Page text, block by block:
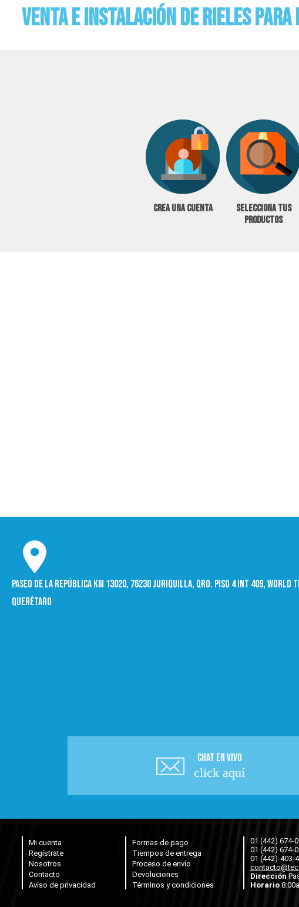
Venta e Instalación de Rieles para
Crea una cuenta
Selecciona tus
productos
Paseo de la República Km 13020, 76230 Juriquilla, Qro. Piso 4 int 409, World
Querétaro
CHAT EN VIVO
click aquí
Mi cuenta
Regístrate
Nosotros
Contacto
Aviso de privacidad
Formas de pago
Tiempos de entrega
Proceso de envío
Devoluciones
Términos y condiciones
01 (442) 674-
01 (442) 674-
01 (442)-403-
Dirección
Horario